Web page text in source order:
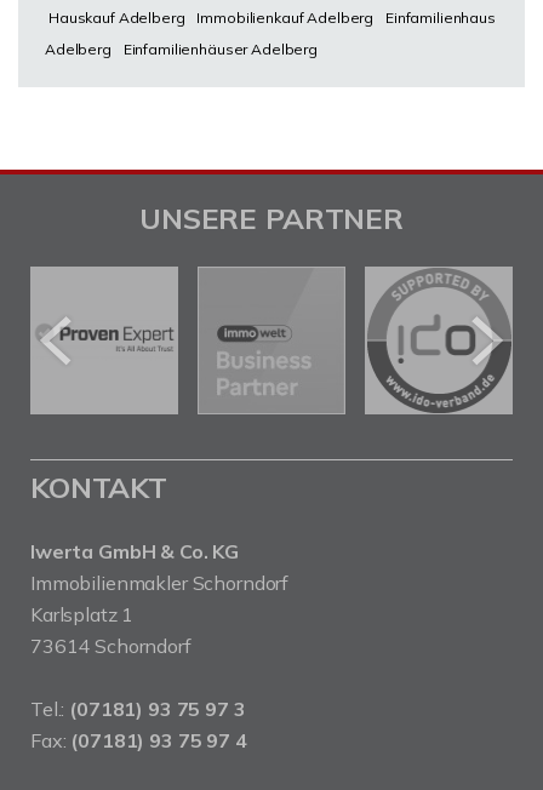
Hauskauf Adelberg
Immobilienkauf Adelberg
Einfamilienhaus
Adelberg
Einfamilienhäuser Adelberg
UNSERE PARTNER
KONTAKT
Iwerta GmbH & Co. KG
Immobilienmakler Schorndorf
Karlsplatz 1
73614 Schorndorf
Tel.: (07181) 93 75 97 3
Fax: (07181) 93 75 97 4